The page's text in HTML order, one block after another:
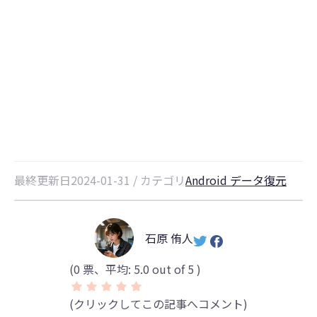
最終更新日2024-01-31 / カテゴリAndroid データ復元
石原 侑人
(0 票、平均: 5.0 out of 5 )
(クリックしてこの記事へコメント)